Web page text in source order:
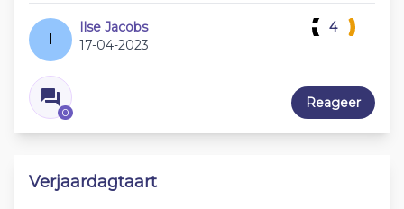
Ilse Jacobs
17-04-2023
0
4
Reageer
Verjaardagtaart